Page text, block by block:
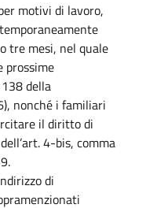
motivi di lavoro,
tre mesi, nel quale
prossime
della
nonché i familiari
il diritto di
4-bis, comma
di